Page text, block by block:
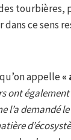
tourbières,
dans ce sens
appelle «
ont
l’a demandé